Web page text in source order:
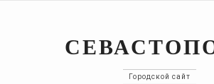
Городской сайт